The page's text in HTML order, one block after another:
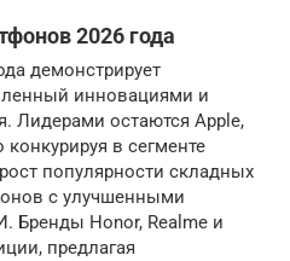
2026 года
демонстрирует
инновациями и
Лидерами остаются Apple,
в сегменте
популярности складных
с улучшенными
Бренды Honor, Realme и
предлагая